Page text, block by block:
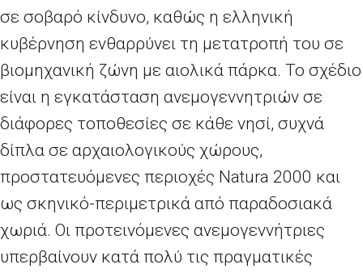
σε σοβαρό κίνδυνο, καθώς η ελληνική
κυβέρνηση ενθαρρύνει τη μετατροπή του σε
βιομηχανική ζώνη με αιολικά πάρκα. Το σχέδιο
είναι η εγκατάσταση ανεμογεννητριών σε
διάφορες τοποθεσίες σε κάθε νησί, συχνά
δίπλα σε αρχαιολογικούς χώρους,
προστατευόμενες περιοχές Natura 2000 και
ως σκηνικό-περιμετρικά από παραδοσιακά
χωριά. Οι προτεινόμενες ανεμογεννήτριες
υπερβαίνουν κατά πολύ τις πραγματικές